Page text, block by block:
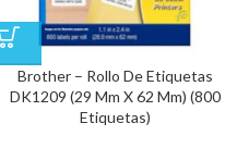
Brother – Rollo De Etiquetas
DK1209 (29 Mm X 62 Mm) (800
Etiquetas)